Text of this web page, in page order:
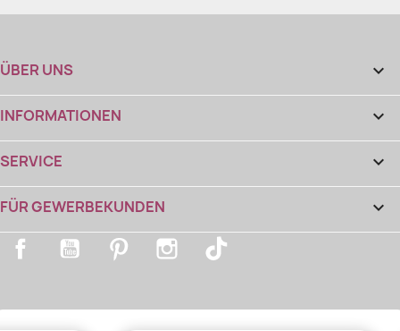
ÜBER UNS 
INFORMATIONEN 
SERVICE 
FÜR GEWERBEKUNDEN 
Facebook YouTube Pinterest Instagram